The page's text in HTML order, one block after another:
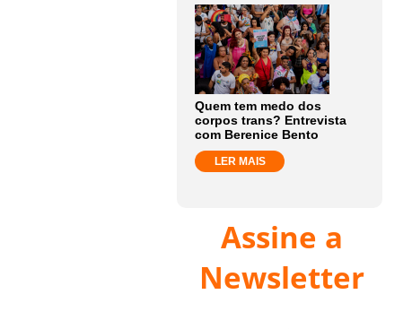
Quem tem medo dos
corpos trans? Entrevista
com Berenice Bento
LER MAIS
Assine a
Newsletter